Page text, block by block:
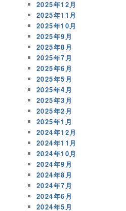
2025年12月
2025年11月
2025年10月
2025年9月
2025年8月
2025年7月
2025年6月
2025年5月
2025年4月
2025年3月
2025年2月
2025年1月
2024年12月
2024年11月
2024年10月
2024年9月
2024年8月
2024年7月
2024年6月
2024年5月